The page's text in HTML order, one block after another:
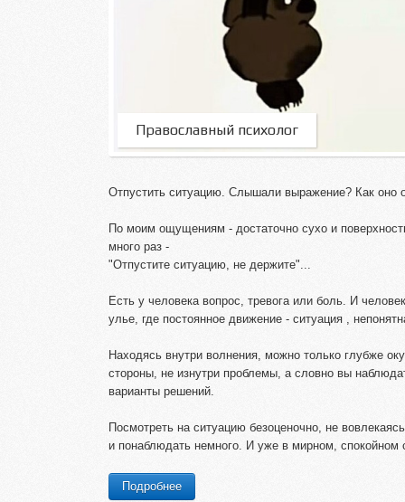
Православный психолог
Отпустить ситуацию. Слышали выражение? Как оно
По моим ощущениям - достаточно сухо и
много раз -
"Отпустите ситуацию, не держите"...
Есть у человека вопрос, тревога или боль. И
улье, где постоянное движение - ситуация ,
Находясь внутри волнения, можно только глубже
стороны, не изнутри проблемы, а словно вы
варианты решений.
Посмотреть на ситуацию безоценочно, не
и понаблюдать немного. И уже в мирном, спокойном
Подробнее